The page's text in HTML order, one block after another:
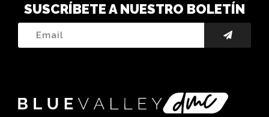
SUSCRÍBETE A NUESTRO BOLETÍN